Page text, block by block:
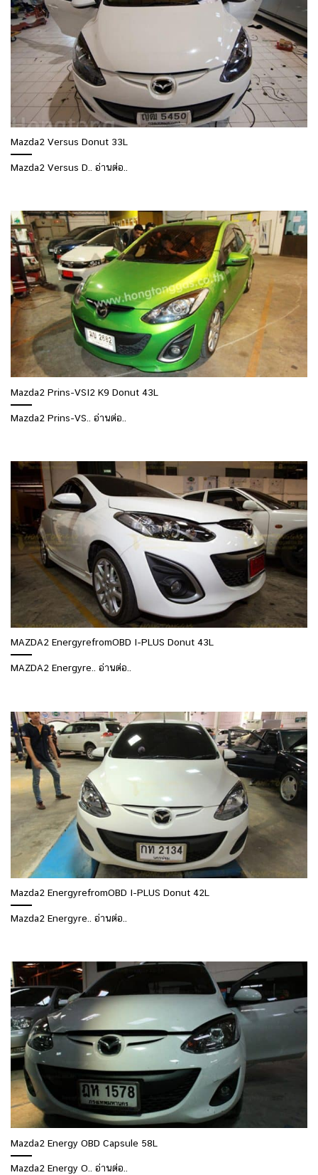
Mazda2 Versus Donut 33L
Mazda2 Versus D.. อ่านต่อ..
Mazda2 Prins-VSI2 K9 Donut 43L
Mazda2 Prins-VS.. อ่านต่อ..
MAZDA2 EnergyrefromOBD I-PLUS Donut 43L
MAZDA2 Energyre.. อ่านต่อ..
Mazda2 EnergyrefromOBD I-PLUS Donut 42L
Mazda2 Energyre.. อ่านต่อ..
Mazda2 Energy OBD Capsule 58L
Mazda2 Energy O.. อ่านต่อ..